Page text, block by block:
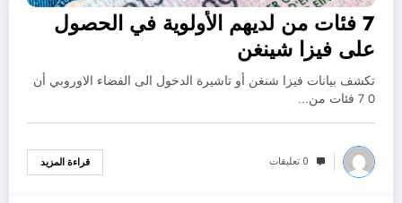
7 فئات من لديهم الأولوية في الحصول
على فيزا شينغن
تكشف بيانات فيزا شنغن أو تاشيرة الدخول الى الفضاء الاوروبي أن
0 7 فئات من…
0 تعليقات قراءة المزيد